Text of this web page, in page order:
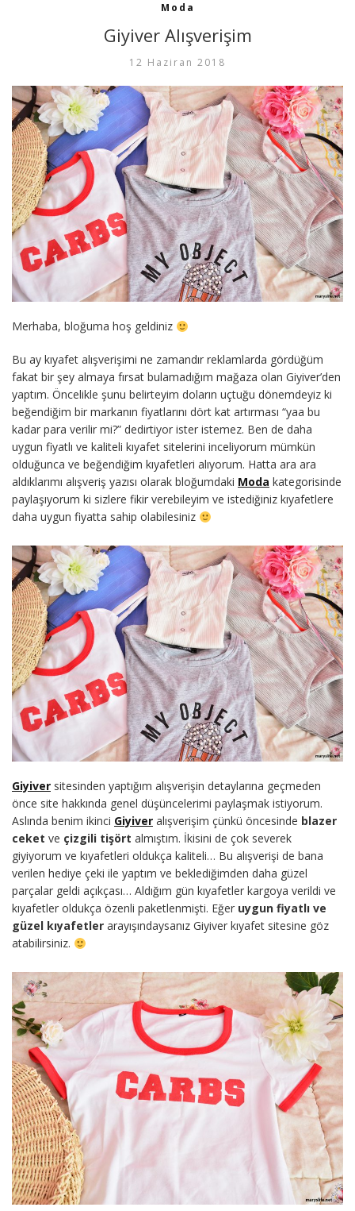
Moda
Giyiver Alışverişim
12 Haziran 2018
Merhaba, bloğuma hoş geldiniz
Bu ay kıyafet alışverişimi ne zamandır reklamlarda gördüğüm
fakat bir şey almaya fırsat bulamadığım mağaza olan Giyiver’den
yaptım. Öncelikle şunu belirteyim doların uçtuğu dönemdeyiz ki
beğendiğim bir markanın fiyatlarını dört kat artırması “yaa bu
kadar para verilir mi?” dedirtiyor ister istemez. Ben de daha
uygun fiyatlı ve kaliteli kıyafet sitelerini inceliyorum mümkün
olduğunca ve beğendiğim kıyafetleri alıyorum. Hatta ara ara
aldıklarımı alışveriş yazısı olarak bloğumdaki Moda kategorisinde
paylaşıyorum ki sizlere fikir verebileyim ve istediğiniz kıyafetlere
daha uygun fiyatta sahip olabilesiniz
Giyiver sitesinden yaptığım alışverişin detaylarına geçmeden
önce site hakkında genel düşüncelerimi paylaşmak istiyorum.
Aslında benim ikinci Giyiver alışverişim çünkü öncesinde blazer
ceket ve çizgili tişört almıştım. İkisini de çok severek
giyiyorum ve kıyafetleri oldukça kaliteli… Bu alışverişi de bana
verilen hediye çeki ile yaptım ve beklediğimden daha güzel
parçalar geldi açıkçası… Aldığım gün kıyafetler kargoya verildi ve
kıyafetler oldukça özenli paketlenmişti. Eğer uygun fiyatlı ve
güzel kıyafetler arayışındaysanız Giyiver kıyafet sitesine göz
atabilirsiniz.